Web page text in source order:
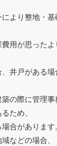
より整地・
用が思った
、井戸がある
築の際に管理
ため、
合があります。
などの場合、